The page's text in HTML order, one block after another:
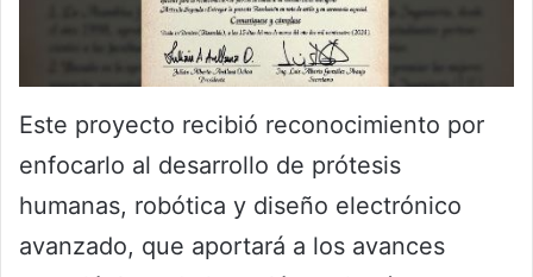
Este proyecto recibió reconocimiento por
enfocarlo al desarrollo de prótesis
humanas, robótica y diseño electrónico
avanzado, que aportará a los avances